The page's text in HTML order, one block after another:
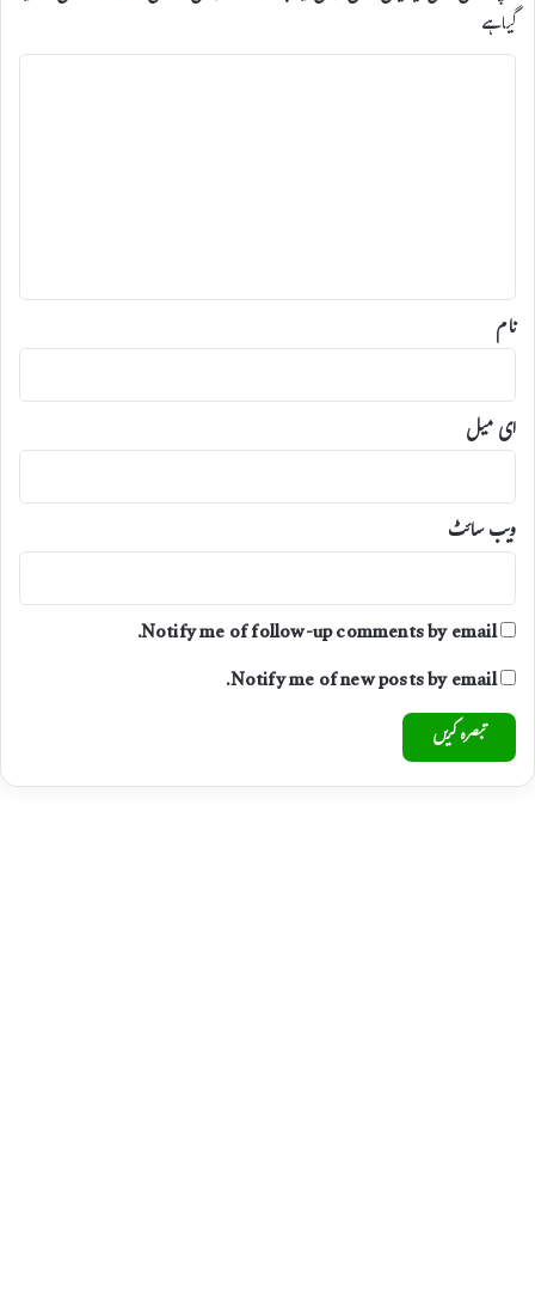
گیا ہے
ت
نام
ای میل
ویب‌ سائٹ
Notify me of follow-up comments by email.
Notify me of new posts by email.